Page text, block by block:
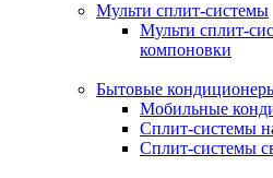
Мульти сплит-системы
Мульти сплит-
компоновки
Бытовые
Мобильные
Сплит-системы
Сплит-системы